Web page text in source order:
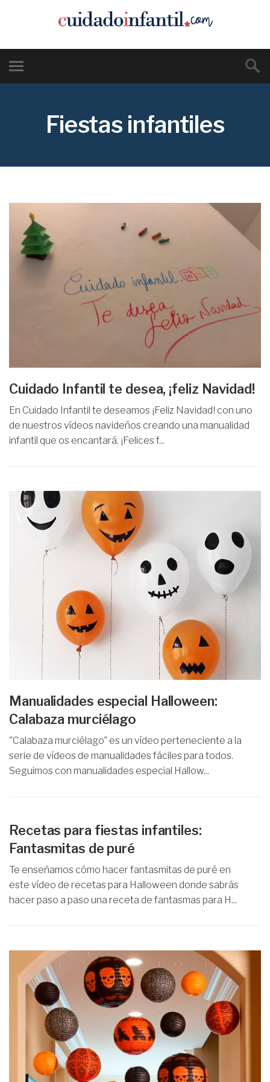
Fiestas infantiles
Cuidado Infantil te desea, ¡feliz Navidad!
En Cuidado Infantil te deseamos ¡Feliz Navidad! con uno
de nuestros vídeos navideños creando una manualidad
infantil que os encantará. ¡Felices f...
Manualidades especial Halloween:
Calabaza murciélago
"Calabaza murciélago" es un vídeo perteneciente a la
serie de vídeos de manualidades fáciles para todos.
Seguimos con manualidades especial Hallow...
Recetas para fiestas infantiles:
Fantasmitas de puré
Te enseñamos cómo hacer fantasmitas de puré en
este vídeo de recetas para Halloween donde sabrás
hacer paso a paso una receta de fantasmas para H...